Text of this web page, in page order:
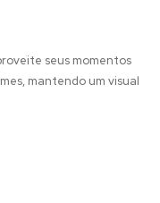
seus momentos
mantendo um visual